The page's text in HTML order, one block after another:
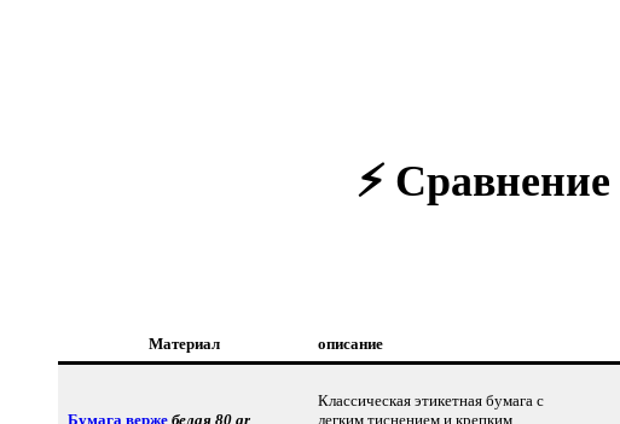
⚡ Сравнение
Материал описание
Бумага верже белая 80 gr
Классическая этикетная бумага с
легким тиснением и крепким